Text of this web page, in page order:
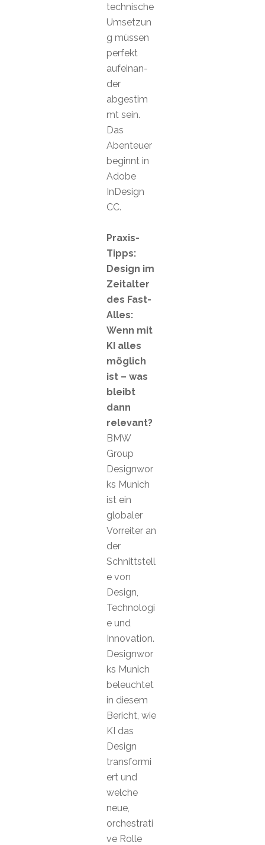
technische
Umsetzun
g müssen
perfekt
aufeinan-
der
abgestim
mt sein.
Das
Abenteuer
beginnt in
Adobe
InDesign
CC.
Praxis-
Tipps:
Design im
Zeitalter
des Fast-
Alles:
Wenn mit
KI alles
möglich
ist – was
bleibt
dann
relevant?
BMW
Group
Designwor
ks Munich
ist ein
globaler
Vorreiter an
der
Schnittstell
e von
Design,
Technologi
e und
Innovation.
Designwor
ks Munich
beleuchtet
in diesem
Bericht, wie
KI das
Design
transformi
ert und
welche
neue,
orchestrati
ve Rolle